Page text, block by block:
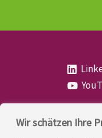
Wir schätzen Ihre